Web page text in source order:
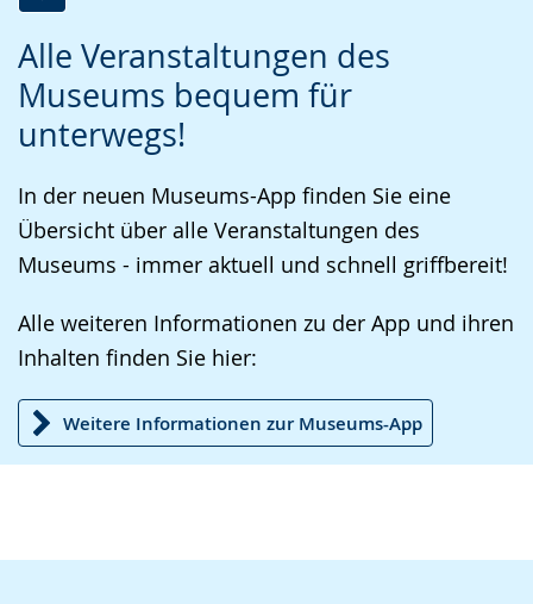
Alle Veranstaltungen des
Museums bequem für
unterwegs!
In der neuen Museums-App finden Sie eine
Übersicht über alle Veranstaltungen des
Museums - immer aktuell und schnell griffbereit!
Alle weiteren Informationen zu der App und ihren
Inhalten finden Sie hier:
Weitere Informationen zur Museums-App
Leichten
Sprache
wechseln.
Audio-
Unterstützung.
Video
in
Deutscher
wird
angezeigt.